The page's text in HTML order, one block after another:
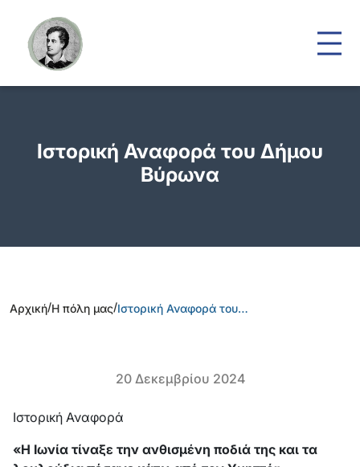
Ιστορική Αναφορά του Δήμου
Βύρωνα
Αρχική/Η πόλη μας/Ιστορική Αναφορά του…
20 Δεκεμβρίου 2024
Ιστορική Αναφορά
«Η Ιωνία τίναξε την ανθισμένη ποδιά της και τα